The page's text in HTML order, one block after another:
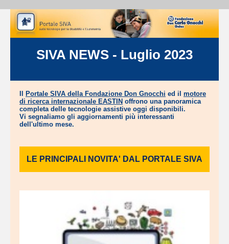
SIVA NEWS - Luglio 2023
Portale SIVA della Fondazione Don Gnocchi ed il motore
di ricerca internazionale EASTIN offrono una panoramica
completa delle tecnologie assistive oggi disponibili.
Vi segnaliamo gli aggiornamenti più interessanti
dell'ultimo mese.
LE PRINCIPALI NOVITA' DAL PORTALE SIVA